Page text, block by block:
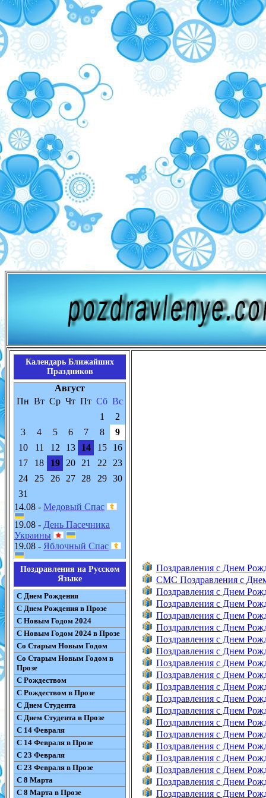
Календарь Ближайших
Праздников
Август
Пн Вт Ср Чт Пт Сб Вс
1
2
3
4 5 6 7 8
9
10
11 12 13 14 15
16
17
18 19 20 21 22
23
24
25 26 27 28 29
30
31
14.08 - Медовый Спас
19.08 - День Пасечника
Украины
19.08 - Яблочный Спас
Поздравления на Русском
Языке
С Днем Рождения
С Днем Рождения в Прозе
С Новым Годом 2024
С Новым Годом 2024 в Прозе
Со Старым Новым Годом
Со Старым Новым Годом в
Прозе
С Рождеством
С Рождеством в Прозе
С Днем Студента
С Днем Студента в Прозе
С 14 Февраля
С 14 Февраля в Прозе
С 23 Февраля
С 23 Февраля в Прозе
С 8 Марта
С 8 Марта в Прозе
Поздравления с Днем
СМС Поздравления с
Поздравления с Днем
Поздравления с Днем
Поздравления с Днем
Поздравления с Днем
Поздравления с Днем
Поздравления с Днем
Поздравления с Днем
Поздравления с Днем
Поздравления с Днем
Поздравления с Днем
Поздравления с Днем
Поздравления с Днем
Поздравления с Днем
Поздравления с Днем
Поздравления с Днем
Поздравления с Днем
Поздравления с Днем
Поздравления с Днем